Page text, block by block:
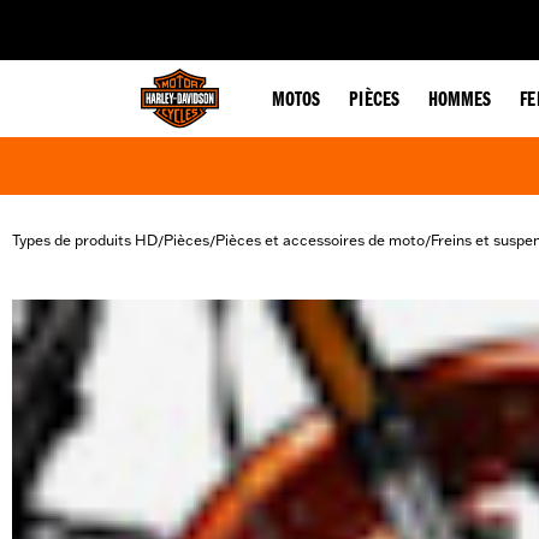
MOTOS PIÈCES HOMMES
Types de produits HD/Pièces/Pièces et accessoires de moto/Freins et